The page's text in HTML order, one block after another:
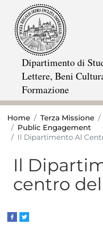
Dipartimento di
Lettere, Beni
Formazione
Home Terza Missione
Public Engagement
Il Dipartimento Al
Il
centro